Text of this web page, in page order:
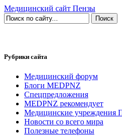
Медицинский сайт Пензы
Рубрики сайта
Медицинский форум
Блоги MEDPNZ
Спецпредложения
MEDPNZ рекомендует
Медицинские учреждения
Новости со всего мира
Полезные телефоны